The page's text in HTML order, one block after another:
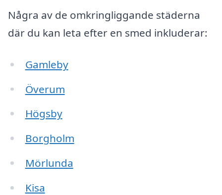
Några av de omkringliggande städerna
där du kan leta efter en smed inkluderar:
Gamleby
Överum
Högsby
Borgholm
Mörlunda
Kisa